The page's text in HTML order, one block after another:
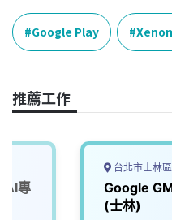
c
e
b
o
k
n
e
a
n
k
e
n
Google Play
推薦工作
AI專
台北市士林區
Google
(士林)